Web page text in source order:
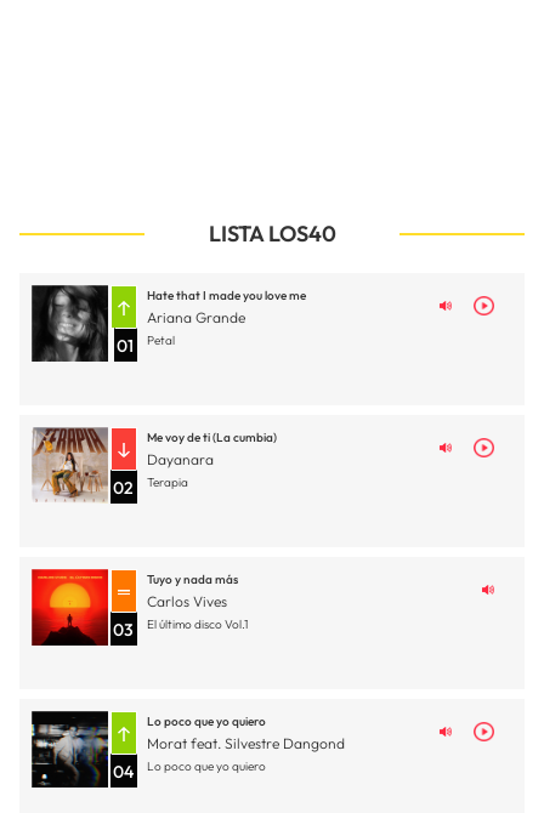
LISTA LOS40
01
Hate that I made you love me
Ariana Grande
Petal
02
Me voy de ti (La cumbia)
Dayanara
Terapia
03
Tuyo y nada más
Carlos Vives
El último disco Vol.1
04
Lo poco que yo quiero
Morat feat. Silvestre Dangond
Lo poco que yo quiero